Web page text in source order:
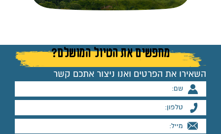
מחפשים את הטיול המושלם?
השאירו את הפרטים ואנו ניצור אתכם קשר